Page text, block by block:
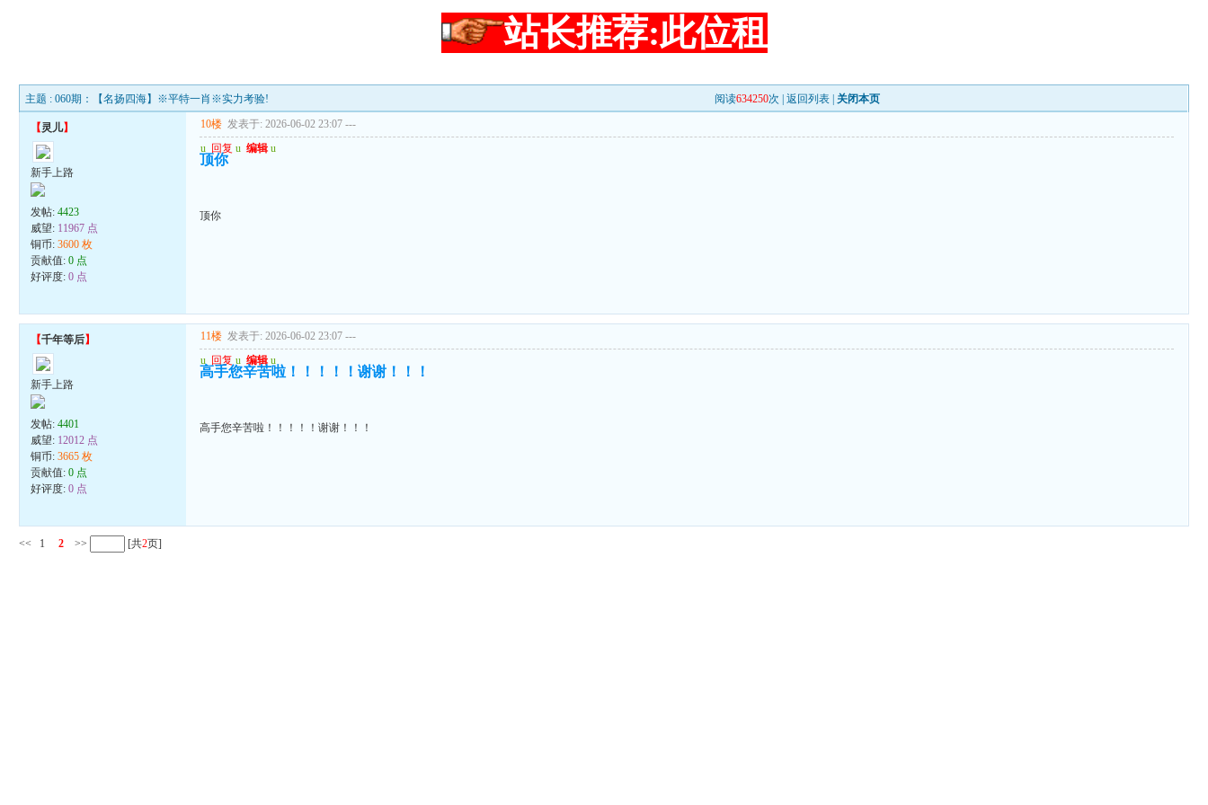
站长推荐:此位租
主题 : 060期：【名扬四海】※平特一肖※实力考验! 阅读634250次 |返回列表 关闭本页
【灵儿】
新手上路
发帖:4423
威望: 11967 点
铜币:3600 枚
贡献值:0 点
好评度:0 点
10楼 发表于: 2026-06-02 23:07 ---
u 回复 u 编辑 u
顶你
顶你
【千年等后】
新手上路
发帖:4401
威望: 12012 点
铜币:3665 枚
贡献值:0 点
好评度:0 点
11楼 发表于: 2026-06-02 23:07 ---
u 回复 u 编辑 u
高手您辛苦啦！！！！！谢谢！！！
高手您辛苦啦！！！！！谢谢！！！
<< 1 2 >> [共2页]